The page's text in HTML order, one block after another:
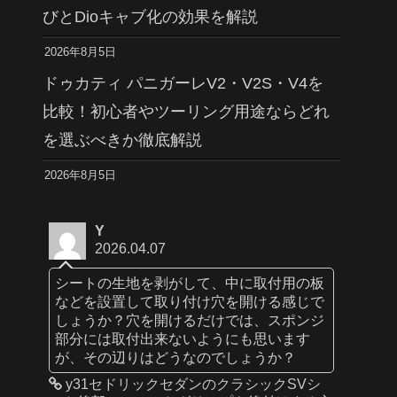
びとDioキャブ化の効果を解説
2026年8月5日
ドゥカティ パニガーレV2・V2S・V4を
比較！初心者やツーリング用途ならどれ
を選ぶべきか徹底解説
2026年8月5日
Y
2026.04.07
シートの生地を剥がして、中に取付用の板
などを設置して取り付け穴を開ける感じで
しょうか？穴を開けるだけでは、スポンジ
部分には取付出来ないようにも思います
が、その辺りはどうなのでしょうか？
y31セドリックセダンのクラシックSVシ